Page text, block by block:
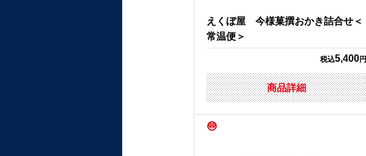
えくぼ屋 今様菓撰おかき詰合せ＜
常温便＞
税込5,400円
商品詳細